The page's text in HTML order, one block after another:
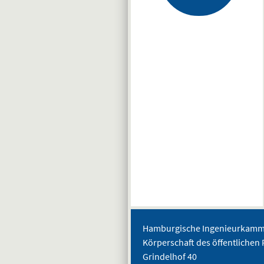
Hamburgische
Körperschaft des öffentlichen
Grindelhof 40